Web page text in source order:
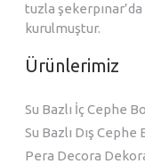
tuzla
kurulmuştur.
Ürünlerimiz
Su Bazlı İç Cephe
Su Bazlı Dış Cephe
Pera Decora